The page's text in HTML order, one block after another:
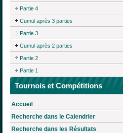
Partie 4
Cumul après 3 parties
Partie 3
Cumul après 2 parties
Partie 2
Partie 1
Tournois et Compétitions
Accueil
Recherche dans le Calendrier
Recherche dans les Résultats